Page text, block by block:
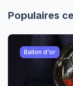
Populaires
Ballon d'or